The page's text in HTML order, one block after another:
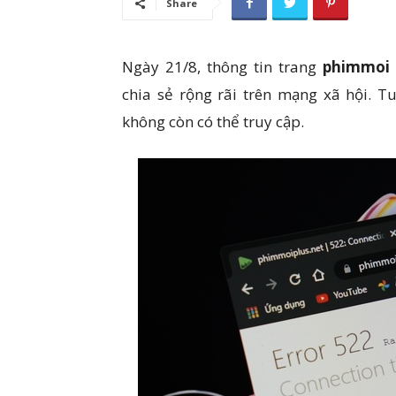
Share
Ngày 21/8, thông tin trang phimmoi
chia sẻ rộng rãi trên mạng xã hội.
không còn có thể truy cập.